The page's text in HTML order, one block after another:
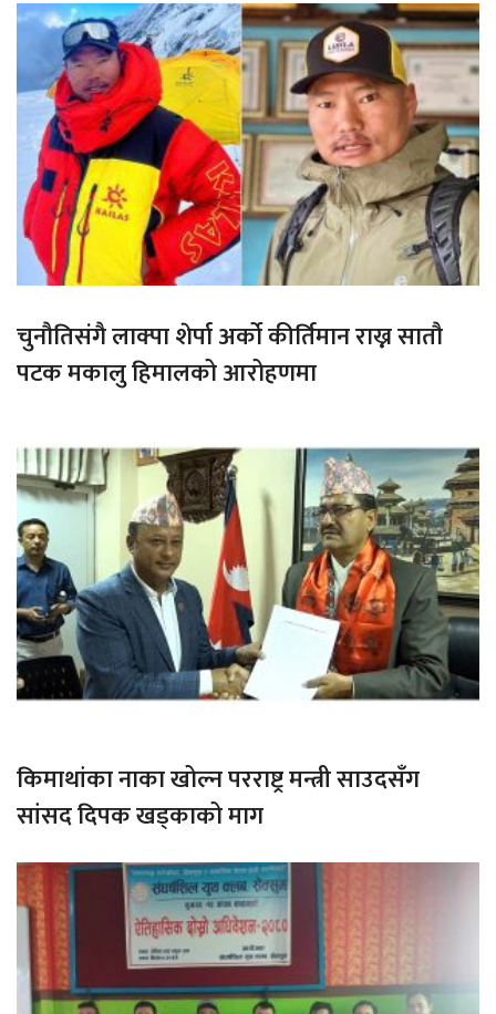
चुनौतिसंगै लाक्पा शेर्पा अर्को कीर्तिमान राख्न सातौ
पटक मकालु हिमालको आरोहणमा
किमाथांका नाका खोल्न परराष्ट्र मन्त्री साउदसँग
सांसद दिपक खड्काको माग